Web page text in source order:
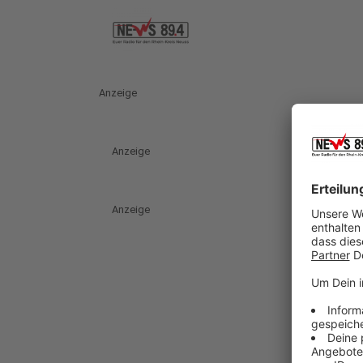
Anzeige
Anzeige
Anzeige